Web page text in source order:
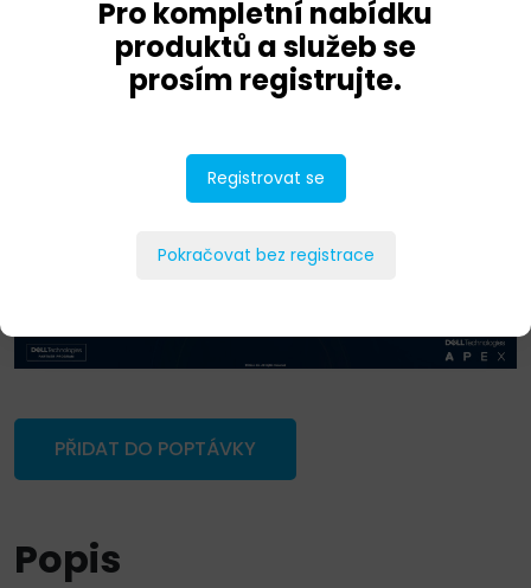
PŘIDAT DO POPTÁVKY
Popis
Pro kompletní nabídku
produktů a služeb se
prosím registrujte.
Registrovat se
Pokračovat bez registrace